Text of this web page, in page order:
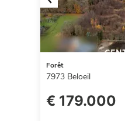
Previous
Forêt
7973 Beloeil
€ 179.000